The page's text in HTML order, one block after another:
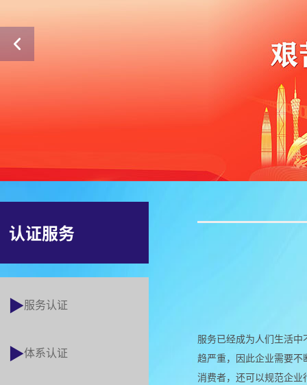
认证服务
服务认证
体系认证
服务已经成为人们生活
趋严重，因此企业需要
消费者，还可以规范企